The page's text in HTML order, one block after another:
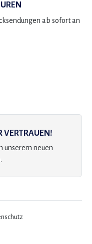
ab sofort an
VERTRAUEN!
unserem neuen